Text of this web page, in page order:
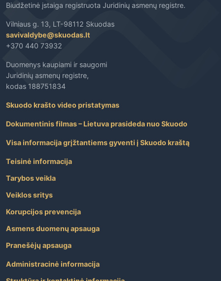
Biudžetinė įstaiga registruota Juridinių asmenų registre.
Vilniaus g. 13, LT-98112 Skuodas
savivaldybe@skuodas.lt
+370 440 73932
Duomenys kaupiami ir saugomi
Juridinių asmenų registre,
kodas 188751834
Skuodo krašto video pristatymas
Dokumentinis filmas – Lietuva prasideda nuo Skuodo
Visa informacija grįžtantiems gyventi į Skuodo kraštą
Teisinė informacija
Tarybos veikla
Veiklos sritys
Korupcijos prevencija
Asmens duomenų apsauga
Pranešėjų apsauga
Administracinė informacija